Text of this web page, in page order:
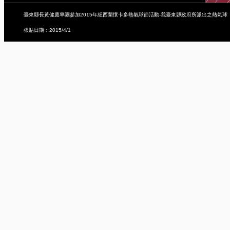
臺東縣長黃健庭率團參加2015年紐西蘭懷卡多熱氣球節活動-我臺東縣政府所派出之熱氣球
張貼日期：2015/4/1